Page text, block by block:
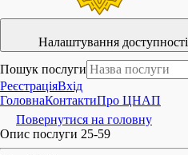
Налаштування доступності
Пошук послуги
РеєстраціяВхід
ГоловнаКонтактиПро ЦНАП
Повернутися на головну
Опис послуги 25-59